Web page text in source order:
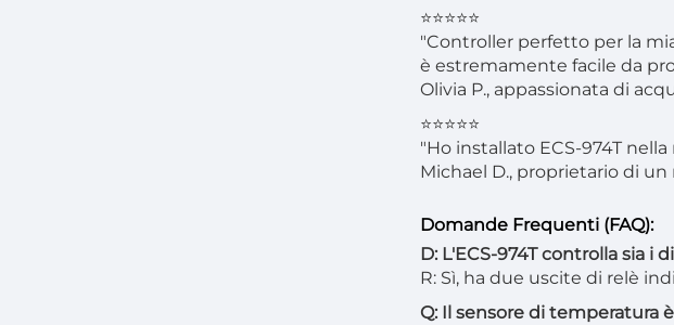
⭐⭐⭐⭐⭐
"Controller perfetto per la
è estremamente facile da
Olivia P., appassionata di
⭐⭐⭐⭐⭐
"Ho installato ECS-974T
Michael D., proprietario di un
Domande Frequenti (FAQ):
D: L'ECS-974T controlla sia
R: Sì, ha due uscite di relè
Q: Il sensore di temperatura